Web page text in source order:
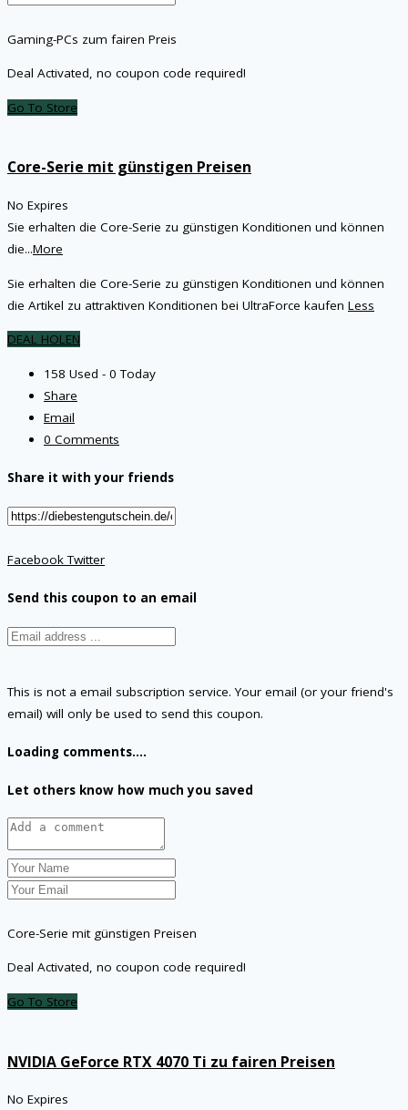
Gaming-PCs zum fairen Preis
Deal Activated, no coupon code required!
Go To Store
Core-Serie mit günstigen Preisen
No Expires
Sie erhalten die Core-Serie zu günstigen Konditionen und können
die...More
Sie erhalten die Core-Serie zu günstigen Konditionen und können
die Artikel zu attraktiven Konditionen bei UltraForce kaufen Less
DEAL HOLEN
158 Used - 0 Today
Share
Email
0 Comments
Share it with your friends
FacebookTwitter
Send this coupon to an email
This is not a email subscription service. Your email (or your friend's
email) will only be used to send this coupon.
Loading comments....
Let others know how much you saved
Core-Serie mit günstigen Preisen
Deal Activated, no coupon code required!
Go To Store
NVIDIA GeForce RTX 4070 Ti zu fairen Preisen
No Expires